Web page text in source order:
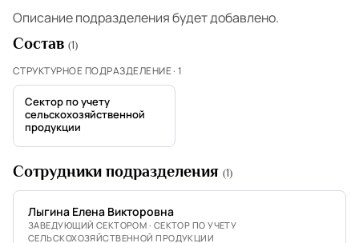
Описание подразделения будет добавлено.
Состав (1)
СТРУКТУРНОЕ ПОДРАЗДЕЛЕНИЕ · 1
Сектор по учету
сельскохозяйственной
продукции
Сотрудники подразделения (1)
Лыгина Елена Викторовна
ЗАВЕДУЮЩИЙ СЕКТОРОМ · СЕКТОР ПО УЧЕТУ
СЕЛЬСКОХОЗЯЙСТВЕННОЙ ПРОДУКЦИИ